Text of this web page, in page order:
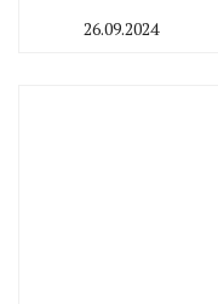
26.09.2024